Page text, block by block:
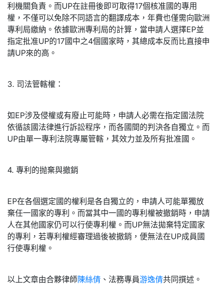
利機關負責。而UP在註冊後即可取得17個核准國的專用
權，不僅可以免除不同語言的翻譯成本，年費也僅需向歐洲
專利局繳納。依據歐洲專利局的計算，當申請人選擇EP並
指定批准UP的17國中之4個國家時，其總成本反而比直接申
請UP來的高。
3. 司法管轄權：
如EP涉及侵權或有廢止可能時，申請人必需在指定國法院
依循該國法律進行訴訟程序，而各國間的判決各自獨立。而
UP由單一專利法院專屬管轄，其效力並及所有批准國。
4. 專利的抛棄與撤銷
EP在各個選定國的權利是各自獨立的，申請人可能單獨放
棄任一國家的專利。而當其中一國的專利權被撤銷時，申請
人在其他國家仍可以行使專利權。而UP無法拋棄特定國家
的專利，若專利權經審理過後被撤銷，便無法在UP成員國
行使專利權。
以上文章由合夥律師陳絲倩 、法務專員游逸倩共同撰述。